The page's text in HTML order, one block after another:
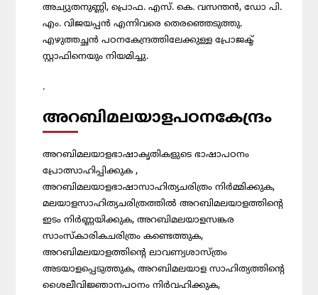
അച്യുതനുണ്ണി, പ്രൊഫ. എസ്. കെ. വസന്തന്‍, ഡോ പി.
എം. വിജയപ്പന്‍ എന്നിവരെ തെരഞ്ഞെടുത്തു.
എഴുത്തച്ഛന്‍ പഠനകേന്ദ്രത്തിലേക്കുള്ള പ്രോജക്ട്
സ്റ്റാഫിനെയും നിയമിച്ചു.
.
അറബിമലയാളപഠനകേന്ദ്രം
അറബിമലയാളഭാഷാകൃതികളുടെ ഭാഷാപഠനം
പ്രോത്സാഹിപ്പിക്കുക ,
അറബിമലയാളഭാഷാസാഹിത്യചരിത്രം നിര്‍മ്മിക്കുക,
മലയാളസാഹിത്യചരിത്രത്തിൽ അറബിമലയാളത്തിന്റെ
ഇടം നിര്‍ണ്ണയിക്കുക, അറബിമലയാളസങ്കര
സാംസ്‌കാരികചരിത്രം കണ്ടെത്തുക,
അറബിമലയാളത്തിന്റെ ലാവണ്യശാസ്ത്രം
അടയാളപ്പെടുത്തുക, അറബിമലയാള സാഹിത്യത്തിന്‍റെ
ശൈലീവിജ്ഞാനപഠനം നിര്‍വഹിക്കുക,